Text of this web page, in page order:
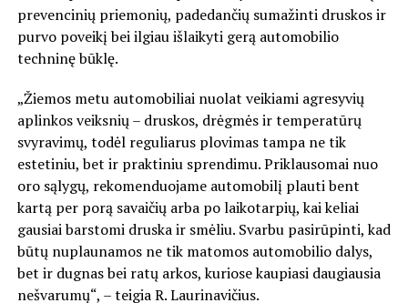
prevencinių priemonių, padedančių sumažinti druskos ir
purvo poveikį bei ilgiau išlaikyti gerą automobilio
techninę būklę.
„Žiemos metu automobiliai nuolat veikiami agresyvių
aplinkos veiksnių – druskos, drėgmės ir temperatūrų
svyravimų, todėl reguliarus plovimas tampa ne tik
estetiniu, bet ir praktiniu sprendimu. Priklausomai nuo
oro sąlygų, rekomenduojame automobilį plauti bent
kartą per porą savaičių arba po laikotarpių, kai keliai
gausiai barstomi druska ir smėliu. Svarbu pasirūpinti, kad
būtų nuplaunamos ne tik matomos automobilio dalys,
bet ir dugnas bei ratų arkos, kuriose kaupiasi daugiausia
nešvarumų“, – teigia R. Laurinavičius.